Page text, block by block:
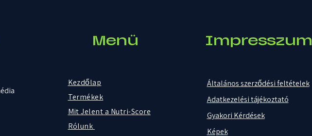
Menü
Kezdőlap
Termékek
Mit Jelent a Nutri-Score
Rólunk
Impresszum
Általános szerződési feltételek
Adatkezelési tájékoztató
Gyakori Kérdések
Képek